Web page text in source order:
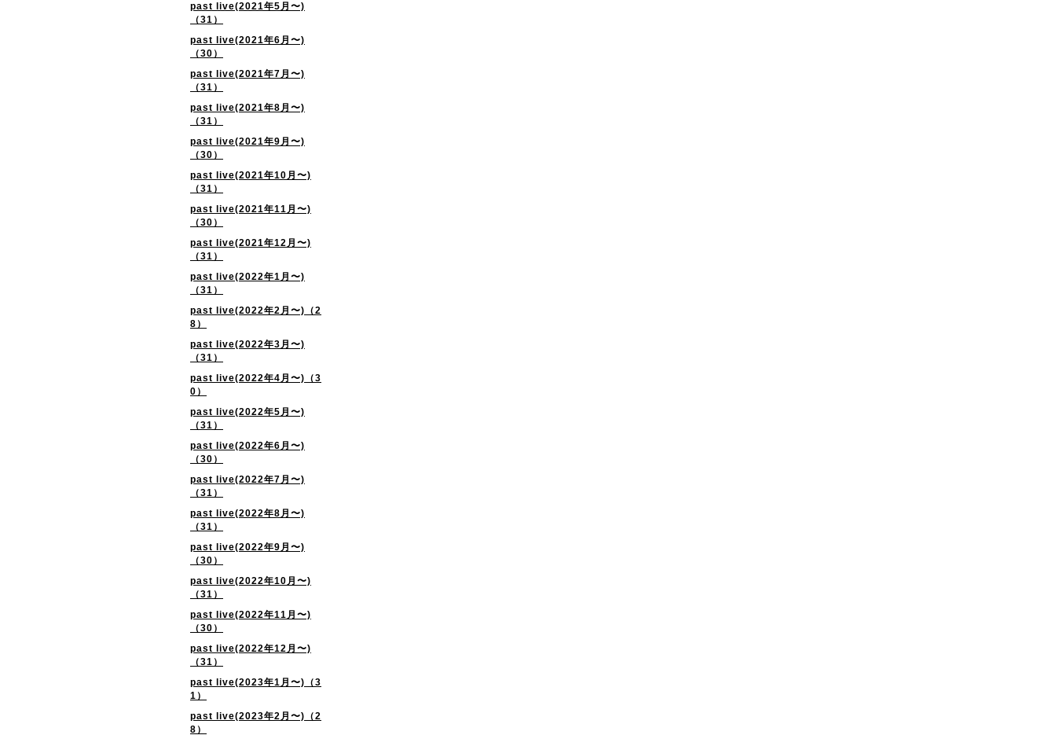
past live(2021年5月〜)
（31）
past live(2021年6月〜)
（30）
past live(2021年7月〜)
（31）
past live(2021年8月〜)
（31）
past live(2021年9月〜)
（30）
past live(2021年10月〜)
（31）
past live(2021年11月〜)
（30）
past live(2021年12月〜)
（31）
past live(2022年1月〜)
（31）
past live(2022年2月〜)（2
8）
past live(2022年3月〜)
（31）
past live(2022年4月〜)（3
0）
past live(2022年5月〜)
（31）
past live(2022年6月〜)
（30）
past live(2022年7月〜)
（31）
past live(2022年8月〜)
（31）
past live(2022年9月〜)
（30）
past live(2022年10月〜)
（31）
past live(2022年11月〜)
（30）
past live(2022年12月〜)
（31）
past live(2023年1月〜)（3
1）
past live(2023年2月〜)（2
8）